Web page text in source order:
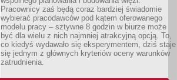
Pracownicy zaś będą coraz bardziej świadomie
wybierać pracodawców pod kątem oferowanego
modelu pracy – sztywne 8 godzin w biurze może
być dla wielu z nich najmniej atrakcyjną opcją. To,
co kiedyś wydawało się eksperymentem, dziś staje
się jednym z głównych kryteriów oceny warunków
zatrudnienia.